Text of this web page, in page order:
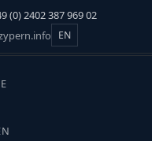
(0) 2402 387 969 02
EN